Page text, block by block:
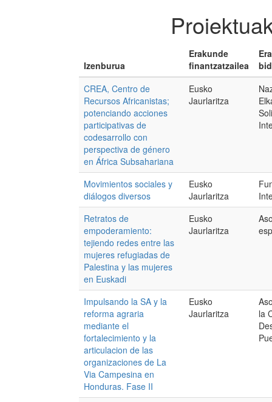
Izenburua
Erakunde
finantzatzailea
CREA, Centro de
Recursos Africanistas;
potenciando acciones
participativas de
codesarrollo con
perspectiva de género
en África Subsahariana
Eusko
Jaurlaritza
Movimientos sociales y
diálogos diversos
Eusko
Jaurlaritza
Retratos de
empoderamiento:
tejiendo redes entre las
mujeres refugiadas de
Palestina y las mujeres
en Euskadi
Eusko
Jaurlaritza
Impulsando la SA y la
reforma agraria
mediante el
fortalecimiento y la
articulacion de las
organizaciones de La
Via Campesina en
Honduras. Fase II
Eusko
Jaurlaritza
la